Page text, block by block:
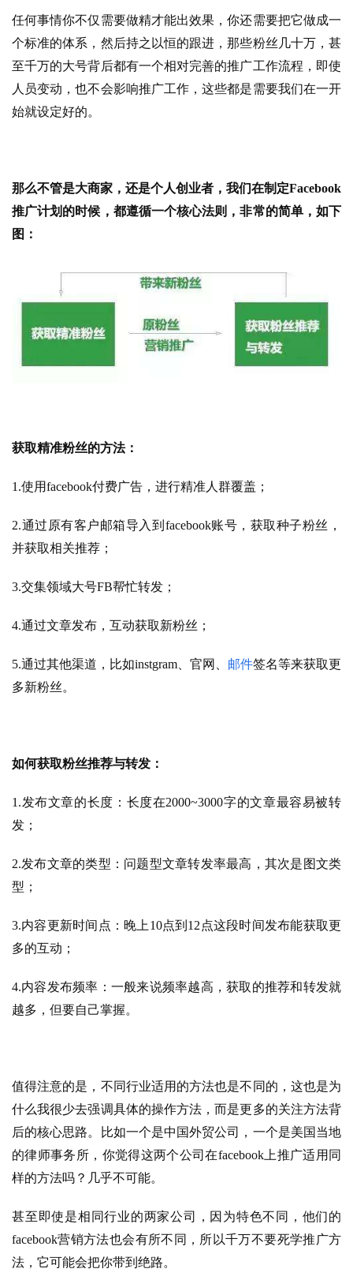
推
广
运
营
实
战
分
任何事情你不仅需要做精才能出效果，你还需要把它做成一
个标准的体系，然后持之以恒的跟进，那些粉丝几十万，甚
至千万的大号背后都有一个相对完善的推广工作流程，即使
人员变动，也不会影响推广工作，这些都是需要我们在一开
始就设定好的。
那么不管是大商家，还是个人创业者，我们在制定Facebook
推广计划的时候，都遵循一个核心法则，非常的简单，如下
图：
获取精准粉丝的方法：
1.使用facebook付费广告，进行精准人群覆盖；
2.通过原有客户邮箱导入到facebook账号，获取种子粉丝，
并获取相关推荐；
3.交集领域大号FB帮忙转发；
4.通过文章发布，互动获取新粉丝；
5.通过其他渠道，比如instgram、官网、 邮件签名等来获取更
多新粉丝。
如何获取粉丝推荐与转发：
1.发布文章的长度：长度在2000~3000字的文章最容易被转
发；
2.发布文章的类型：问题型文章转发率最高，其次是图文类
型；
3.内容更新时间点：晚上10点到12点这段时间发布能获取更
多的互动；
4.内容发布频率：一般来说频率越高，获取的推荐和转发就
越多，但要自己掌握。
值得注意的是，不同行业适用的方法也是不同的，这也是为
什么我很少去强调具体的操作方法，而是更多的关注方法背
后的核心思路。比如一个是中国外贸公司，一个是美国当地
的律师事务所，你觉得这两个公司在facebook上推广适用同
样的方法吗？几乎不可能。
甚至即使是相同行业的两家公司，因为特色不同，他们的
facebook营销方法也会有所不同，所以千万不要死学推广方
法，它可能会把你带到绝路。